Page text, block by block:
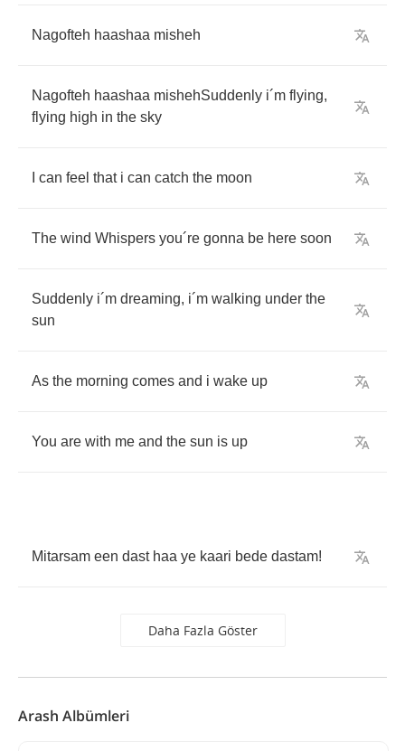
Nagofteh haashaa misheh
Nagofteh haashaa mishehSuddenly i´m flying,
flying high in the sky
can feel that i can catch the moon
The wind Whispers you´re gonna be here soon
Suddenly i´m dreaming, i´m walking under the
sun
As the morning comes and i wake up
You are with me and the sun is up
Mitarsam een dast haa ye kaari bede dastam!
Daha Fazla Göster
Arash Albümleri